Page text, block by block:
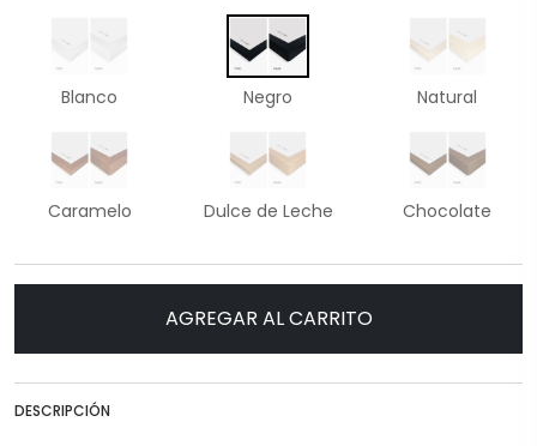
Blanco Negro Natural
Caramelo Dulce de Leche Chocolate
AGREGAR AL CARRITO
DESCRIPCIÓN